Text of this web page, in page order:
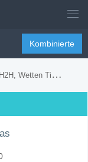
Kombinierte
Tipps und Spiel Vorschau